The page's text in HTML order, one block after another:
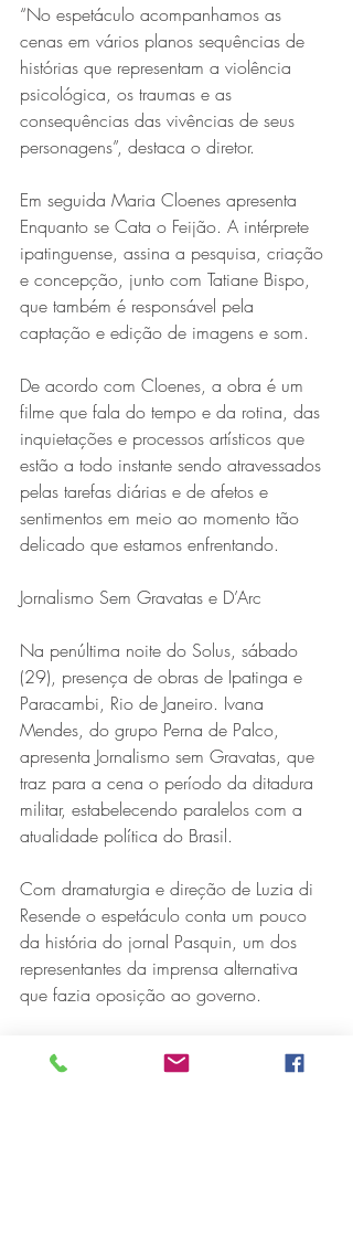
“No espetáculo acompanhamos as
cenas em vários planos sequências de
histórias que representam a violência
psicológica, os traumas e as
consequências das vivências de seus
personagens”, destaca o diretor.
Em seguida Maria Cloenes apresenta
Enquanto se Cata o Feijão. A intérprete
ipatinguense, assina a pesquisa, criação
e concepção, junto com Tatiane Bispo,
que também é responsável pela
captação e edição de imagens e som.
De acordo com Cloenes, a obra é um
filme que fala do tempo e da rotina, das
inquietações e processos artísticos que
estão a todo instante sendo atravessados
pelas tarefas diárias e de afetos e
sentimentos em meio ao momento tão
delicado que estamos enfrentando.
Jornalismo Sem Gravatas e D’Arc
Na penúltima noite do Solus, sábado
(29), presença de obras de Ipatinga e
Paracambi, Rio de Janeiro. Ivana
Mendes, do grupo Perna de Palco,
apresenta Jornalismo sem Gravatas, que
traz para a cena o período da ditadura
militar, estabelecendo paralelos com a
atualidade política do Brasil.
Com dramaturgia e direção de Luzia di
Resende o espetáculo conta um pouco
da história do jornal Pasquin, um dos
representantes da imprensa alternativa
que fazia oposição ao governo.
“Era chamado de jornalismo sem
gravatas. O trabalho de artistas e